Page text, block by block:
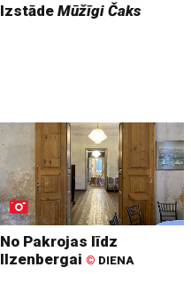
IzstādeMūžīgi Čaks
No Pakrojas līdz
Ilzenbergai © DIENA